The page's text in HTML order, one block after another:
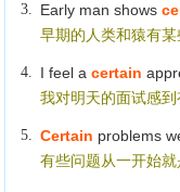
3. Early man shows
早期的人类和猿有某
4. I feel a certain
我对明天的面试感到
5. Certain problems
有些问题从一开始就